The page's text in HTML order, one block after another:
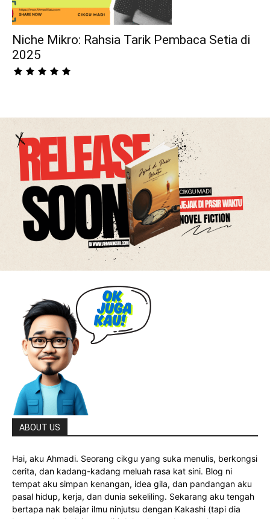
Niche Mikro: Rahsia Tarik Pembaca Setia di
2025
ABOUT US
Hai, aku Ahmadi. Seorang cikgu yang suka menulis, berkongsi
cerita, dan kadang-kadang meluah rasa kat sini. Blog ni
tempat aku simpan kenangan, idea gila, dan pandangan aku
pasal hidup, kerja, dan dunia sekeliling. Sekarang aku tengah
bertapa nak belajar ilmu ninjutsu dengan Kakashi (tapi dia